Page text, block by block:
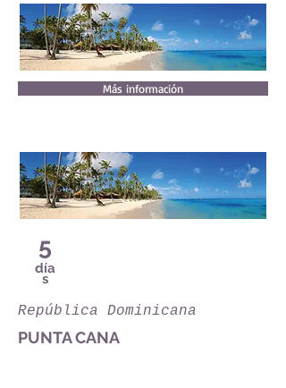
Más información
5
día
s
República Dominicana
PUNTA CANA